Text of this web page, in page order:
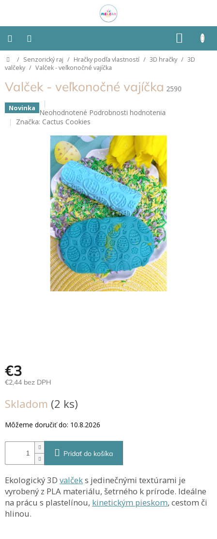
KOŠÍK
Montessori
Detská
izba
Senzorické
pomôcky
Prihlásenie
Domov
/ Senzorický raj / Hračky podľa vlastností / 3D hračky / 3D
valčeky / Valček - veľkonočné vajíčka
Valček - veľkonočné vajíčka 2590
Novinka Priemerné
hodnotenie
hviezdičiek.
Neohodnotené Podrobnosti hodnotenia
Značka: Cactus Cookies
€3
€2,44 bez DPH
cena:
Skladom (2 ks)
Môžeme doručiť do: 10.8.2026
Pridať do košíka
Ekologický 3D valčeks jedinečnými textúrami je
vyrobený z PLA materiálu, šetrného k prírode. Ideálne
na prácu s plastelínou, kinetickým pieskom, cestom či
hlinou.